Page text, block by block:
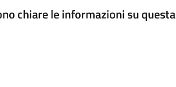
chiare le informazioni su questa